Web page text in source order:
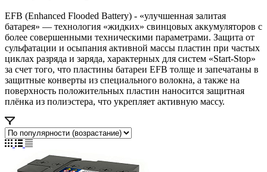
EFB (Enhanced Flooded Battery) - «улучшенная залитая
батарея» — технология «жидких» свинцовых аккумуляторов с
более совершенными техническими параметрами. Защита от
сульфатации и осыпания активной массы пластин при частых
циклах разряда и заряда, характерных для систем «Start-Stop»
за счет того, что пластины батареи EFB толще и запечатаны в
защитные конверты из специального волокна, а также на
поверхность положительных пластин наносится защитная
плёнка из полиэстера, что укрепляет активную массу.